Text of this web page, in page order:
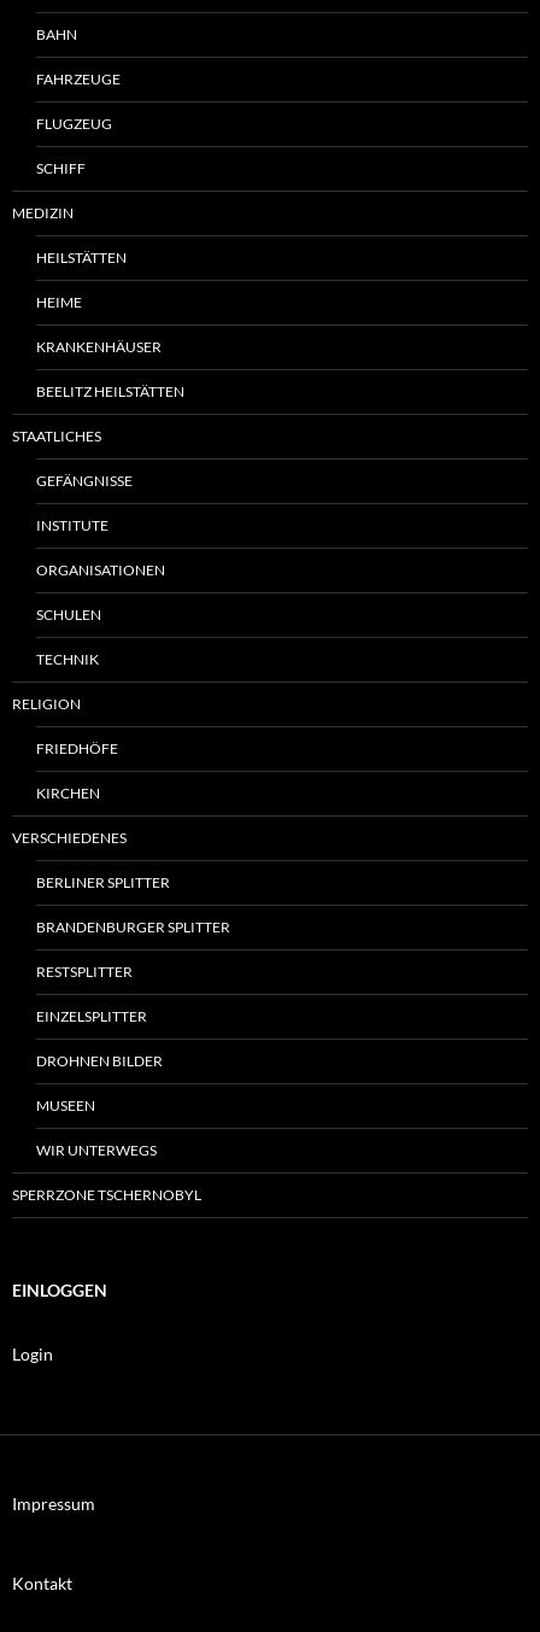
BAHN
FAHRZEUGE
FLUGZEUG
SCHIFF
MEDIZIN
HEILSTÄTTEN
HEIME
KRANKENHÄUSER
BEELITZ HEILSTÄTTEN
STAATLICHES
GEFÄNGNISSE
INSTITUTE
ORGANISATIONEN
SCHULEN
TECHNIK
RELIGION
FRIEDHÖFE
KIRCHEN
VERSCHIEDENES
BERLINER SPLITTER
BRANDENBURGER SPLITTER
RESTSPLITTER
EINZELSPLITTER
DROHNEN BILDER
MUSEEN
WIR UNTERWEGS
SPERRZONE TSCHERNOBYL
EINLOGGEN
Login
Impressum
Kontakt